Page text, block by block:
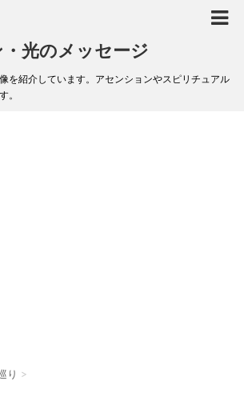
光のメッセージ
を紹介しています。アセンションやスピリチュアル
。
り >